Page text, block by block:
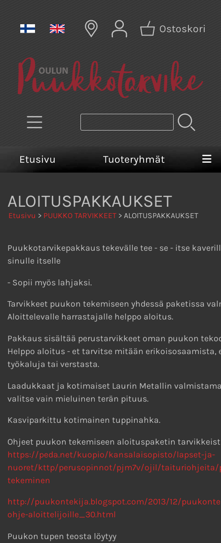
Ostoskori
Etusivu Tuoteryhmät
ALOITUSPAKKAUKSET
Etusivu > PUUKKO TARVIKKEET > ALOITUSPAKKAUKSET
Puukkotarvikepakkaus tekevälle tee - se - itse
sinulle itselle
- Sopii myös lahjaksi.
Tarvikkeet puukon tekemiseen yhdessä paketissa
Aloittelevalle harrastajalle helppo aloitus.
Pakkaus sisältää perustarvikkeet oman puukon
Helppo aloitus - et tarvitse mitään erikoisosaamista,
työkaluja tai verstasta.
Laadukkaat ja kotimaiset Laurin Metallin
valitse vain mieluinen terän pituus.
Kasviparkittu kotimainen tuppinahka.
Ohjeet puukon tekemiseen aloituspaketin
https://peda.net/kuopio/kansalaisopisto/lapset-ja-
nuoret/kttp/perusopinnot/pjm7v/ojil/taituriohjeita/
tekeminen
http://puukontekija.blogspot.com/2013/12/
ohje-aloittelijoille_30.html
Puukon tupen teosta löytyy